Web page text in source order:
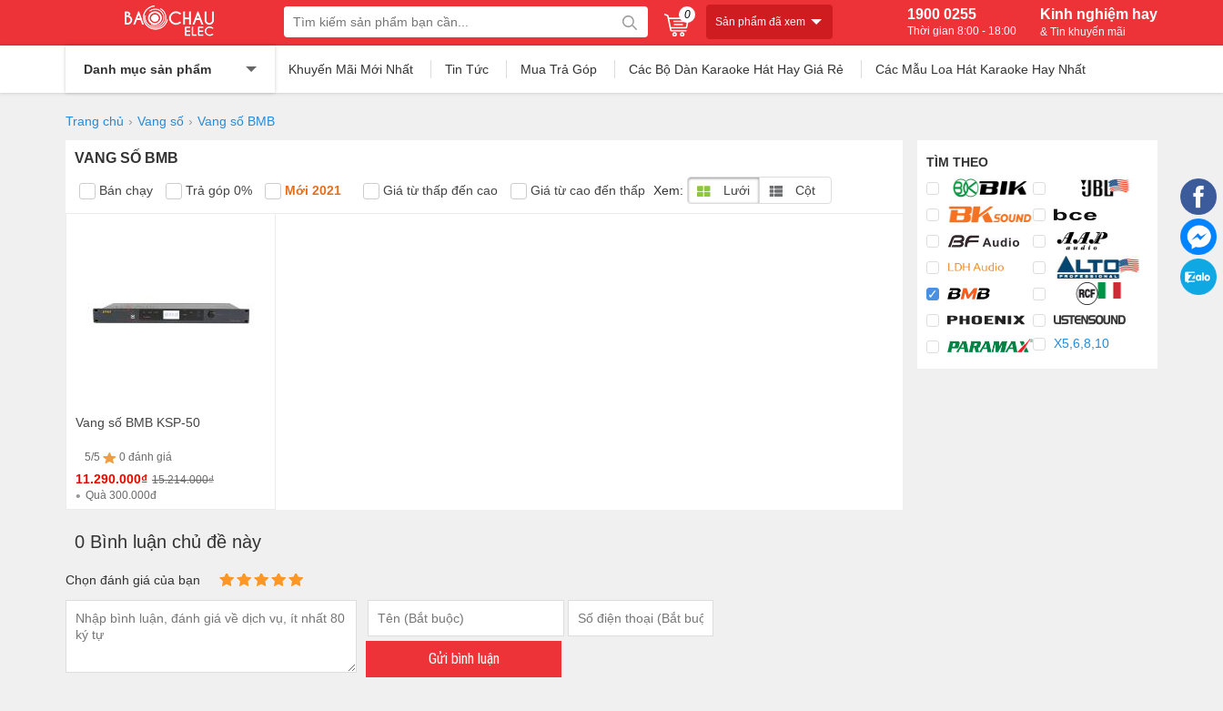
0
Sản phẩm đã xem Kinh nghiệm hay
& Tin khuyến mãi
1900 0255
Thời gian 8:00 - 18:00
Danh mục sản phẩm Khuyến Mãi Mới Nhất Tin Tức Mua Trả Góp Các Bộ Dàn Karaoke Hát Hay Giá Rẻ Các Mẫu Loa Hát Karaoke Hay Nhất
Trang chủ Vang số Vang số BMB
VANG SỐ BMB
Bán chạy Trả góp 0% Mới 2021 Giá từ thấp đến cao Giá từ cao đến thấp Xem: Lưới Cột
Vang số BMB KSP-50
5/5 0 đánh giá
11.290.000₫ 15.214.000₫
Quà 300.000đ
0 Bình luận chủ đề này
Chọn đánh giá của bạn
Gửi bình luận
TÌM THEO
X5,6,8,10